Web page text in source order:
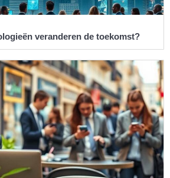
veranderen de toekomst?